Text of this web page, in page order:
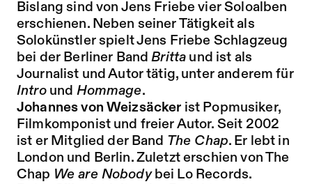
Bislang sind von Jens Friebe vier Soloalben
erschienen. Neben seiner Tätigkeit als
Solokünstler spielt Jens Friebe Schlagzeug
bei der Berliner BandBritta und ist als
Journalist und Autor tätig, unter anderem für
Intround Hommage.
Johannes von Weizsäcker ist Popmusiker,
Filmkomponist und freier Autor. Seit 2002
ist er Mitglied der Band The Chap. Er lebt in
London und Berlin. Zuletzt erschien von The
Chap We are Nobodybei Lo Records.